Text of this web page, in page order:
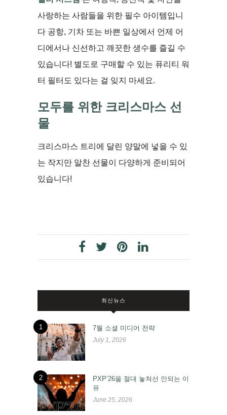
사랑하는 사람들을 위한 필수 아이템입니
다 공항, 기차 또는 바쁜 일상에서 ​​언제 어
디에서나 신선하고 깨끗한 생수를 즐길 수
있습니다! 별도로 구매할 수 있는 퓨리티 워
터 필터도 있다는 걸 잊지 마세요.
모두를 위한 크리스마스 선
물
크리스마스 트리에 달린 양말에 넣을 수 있
는 작지만 알찬 선물이 다양하게 준비되어
있습니다!
최신뉴스
1 7월 소셜 미디어 전략
July 1, 2026
2
PXP’26을 절대 놓쳐선 안되는 이
유
June 25, 2026